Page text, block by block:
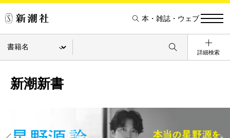
本・雑誌・ウェブ
詳細検索
新潮新書